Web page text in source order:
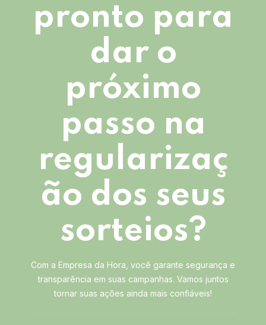
pronto para
dar o
próximo
passo na
regularizaç
ão dos seus
sorteios?
Com a Empresa da Hora, você garante segurança e
transparência em suas campanhas. Vamos juntos
tornar suas ações ainda mais confiáveis!